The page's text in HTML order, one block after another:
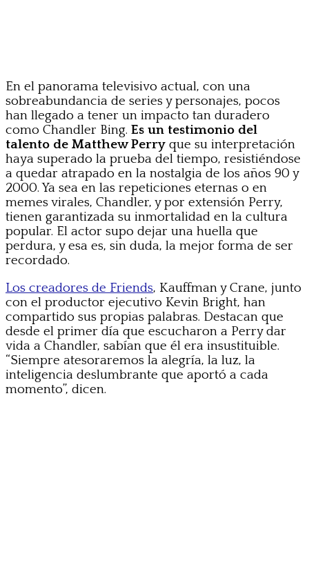
En el panorama televisivo actual, con una
sobreabundancia de series y personajes, pocos
han llegado a tener un impacto tan duradero
como Chandler Bing. Es un testimonio del
talento de Matthew Perry que su interpretación
haya superado la prueba del tiempo, resistiéndose
a quedar atrapado en la nostalgia de los años 90 y
2000. Ya sea en las repeticiones eternas o en
memes virales, Chandler, y por extensión Perry,
tienen garantizada su inmortalidad en la cultura
popular. El actor supo dejar una huella que
perdura, y esa es, sin duda, la mejor forma de ser
recordado.
Los creadores de Friends, Kauffman y Crane, junto
con el productor ejecutivo Kevin Bright, han
compartido sus propias palabras. Destacan que
desde el primer día que escucharon a Perry dar
vida a Chandler, sabían que él era insustituible.
“Siempre atesoraremos la alegría, la luz, la
inteligencia deslumbrante que aportó a cada
momento”, dicen.